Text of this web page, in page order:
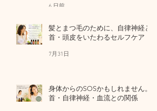
6 日前
髪とまつ毛のために、自律神経と
首・頭皮をいたわるセルフケア
7月31日
身体からのSOSかもしれません。
首・自律神経・血流との関係